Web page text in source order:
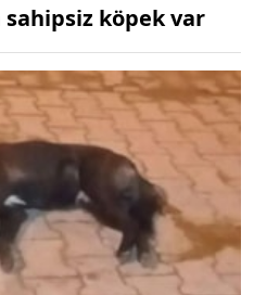
sahipsiz köpek var